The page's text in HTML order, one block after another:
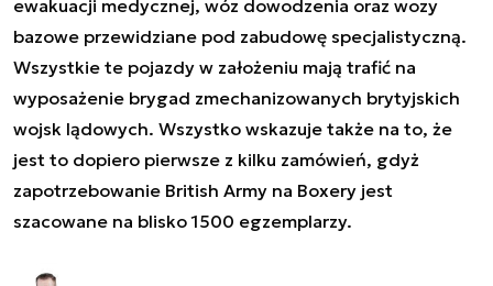
ewakuacji medycznej, wóz dowodzenia oraz wozy
bazowe przewidziane pod zabudowę specjalistyczną.
Wszystkie te pojazdy w założeniu mają trafić na
wyposażenie brygad zmechanizowanych brytyjskich
wojsk lądowych. Wszystko wskazuje także na to, że
jest to dopiero pierwsze z kilku zamówień, gdyż
zapotrzebowanie British Army na Boxery jest
szacowane na blisko 1500 egzemplarzy.